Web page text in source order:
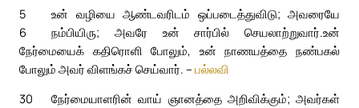
5
உன் வழியை ஆண்டவரிடம் ஒப்படைத்துவிடு; அவரையே
நம்பியிரு; அவரே உன் சார்பில் செயலாற்றுவார்.
6
உன்
நேர்மையைக் கதிரொளி போலும், உன் நாணயத்தை நண்பகல்
போலும் அவர் விளங்கச் செய்வார். – பல்லவி
30
நேர்மையாளரின் வாய் ஞானத்தை அறிவிக்கும்; அவர்கள்